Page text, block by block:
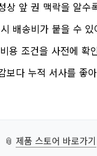
상 앞 권 맥락을 알수
배송비가 붙을 수 있
용 조건을 사전에 확
보다 누적 서사를 좋
📎 제품 스토어 바로가기